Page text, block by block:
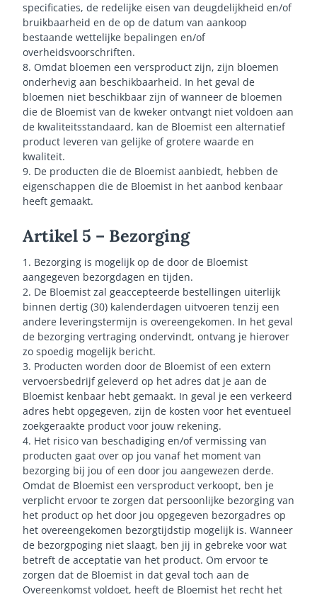
specificaties, de redelijke eisen van deugdelijkheid en/of
bruikbaarheid en de op de datum van aankoop
bestaande wettelijke bepalingen en/of
overheidsvoorschriften.
8. Omdat bloemen een versproduct zijn, zijn bloemen
onderhevig aan beschikbaarheid. In het geval de
bloemen niet beschikbaar zijn of wanneer de bloemen
die de Bloemist van de kweker ontvangt niet voldoen aan
de kwaliteitsstandaard, kan de Bloemist een alternatief
product leveren van gelijke of grotere waarde en
kwaliteit.
9. De producten die de Bloemist aanbiedt, hebben de
eigenschappen die de Bloemist in het aanbod kenbaar
heeft gemaakt.
Artikel 5 – Bezorging
1. Bezorging is mogelijk op de door de Bloemist
aangegeven bezorgdagen en tijden.
2. De Bloemist zal geaccepteerde bestellingen uiterlijk
binnen dertig (30) kalenderdagen uitvoeren tenzij een
andere leveringstermijn is overeengekomen. In het geval
de bezorging vertraging ondervindt, ontvang je hierover
zo spoedig mogelijk bericht.
3. Producten worden door de Bloemist of een extern
vervoersbedrijf geleverd op het adres dat je aan de
Bloemist kenbaar hebt gemaakt. In geval je een verkeerd
adres hebt opgegeven, zijn de kosten voor het eventueel
zoekgeraakte product voor jouw rekening.
4. Het risico van beschadiging en/of vermissing van
producten gaat over op jou vanaf het moment van
bezorging bij jou of een door jou aangewezen derde.
Omdat de Bloemist een versproduct verkoopt, ben je
verplicht ervoor te zorgen dat persoonlijke bezorging van
het product op het door jou opgegeven bezorgadres op
het overeengekomen bezorgtijdstip mogelijk is. Wanneer
de bezorgpoging niet slaagt, ben jij in gebreke voor wat
betreft de acceptatie van het product. Om ervoor te
zorgen dat de Bloemist in dat geval toch aan de
Overeenkomst voldoet, heeft de Bloemist het recht het